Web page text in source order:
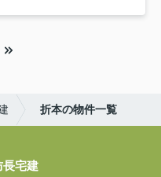
折本の物件一覧
宅建